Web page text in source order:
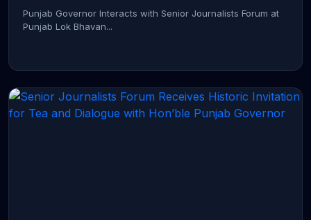
Punjab Governor Interacts with Senior Journalists Forum at
Punjab Lok Bhavan...